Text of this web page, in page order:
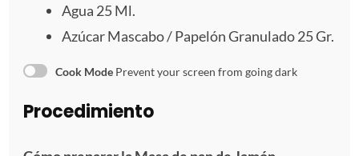
Agua 25Ml.
Azúcar Mascabo / Papelón Granulado 25 Gr.
Cook Mode Prevent your screen from going dark
Procedimiento